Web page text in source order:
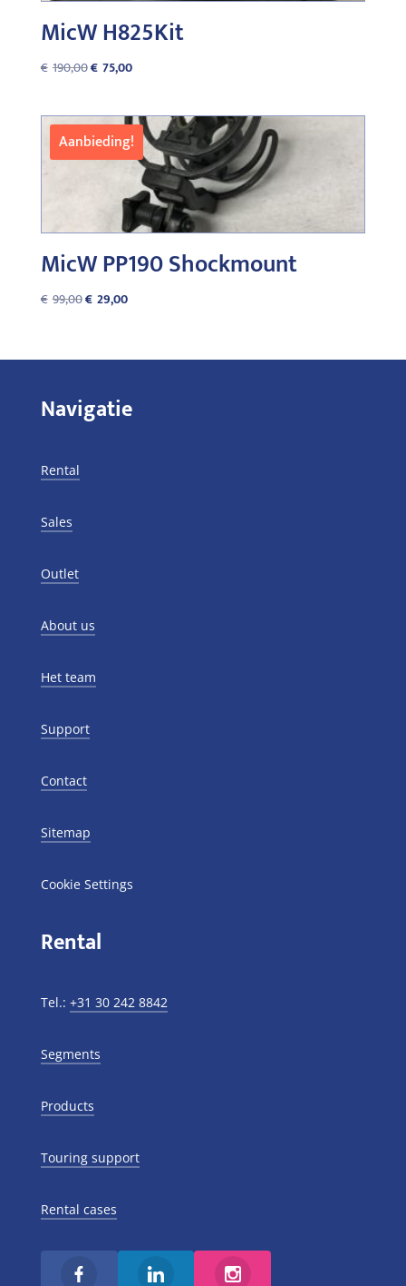
MicW H825Kit
€ 190,00Oorspronkelijke
€190,00.
€ 75,00Huidige
€75,00.
Aanbieding!
MicW PP190 Shockmount
€ 99,00Oorspronkelijke
€99,00.
€ 29,00Huidige
€29,00.
Navigatie
Rental
Sales
Outlet
About us
Het team
Support
Contact
Sitemap
Cookie Settings
Rental
Tel.: +31 30 242 8842
Segments
Products
Touring support
Rental cases